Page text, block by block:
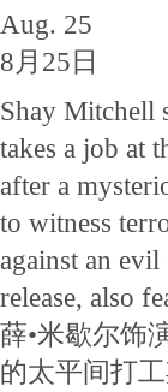
Aug. 25
8月25日
Shay Mitchell
takes a job at
after a
to witness
against an
release, also
薛•米歇尔饰
的太平间打